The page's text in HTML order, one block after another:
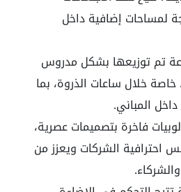
لمساحات إضافية داخل
تم توزيعها بشكل مدروس
خاصة خلال ساعات الذروة، بما
المباني.
فاخرة بتصميمات عصرية،
احترافية الشركات ويعزز من